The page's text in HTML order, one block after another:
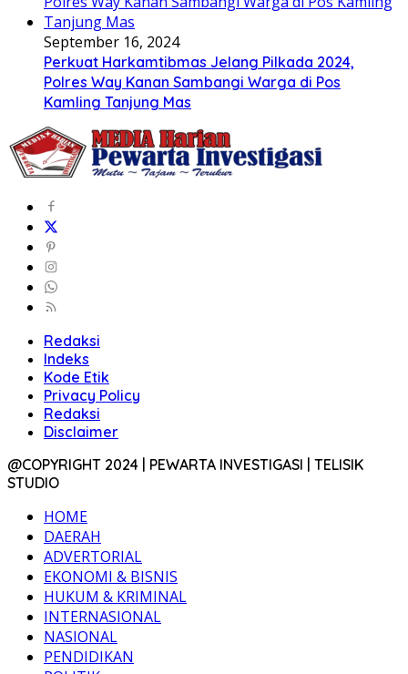
September 16, 2024
Perkuat Harkamtibmas Jelang Pilkada 2024,
Polres Way Kanan Sambangi Warga di Pos
Kamling Tanjung Mas
Redaksi
Indeks
Kode Etik
Privacy Policy
Redaksi
Disclaimer
@COPYRIGHT 2024 | PEWARTA INVESTIGASI | TELISIK
STUDIO
HOME
DAERAH
ADVERTORIAL
EKONOMI & BISNIS
HUKUM & KRIMINAL
INTERNASIONAL
NASIONAL
PENDIDIKAN